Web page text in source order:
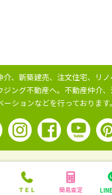
ＴＥＬ 簡易査定
、新築建売、注文住宅、リ
ング不動産へ。 不動産仲介、
ーションなどを行っております。